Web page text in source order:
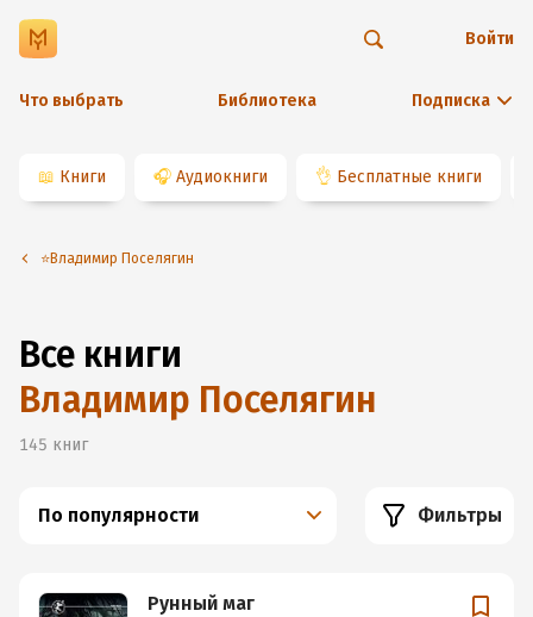
Что выбрать Библиотека Подписка
Войти
📖 Книги 🎧 Аудиокниги 👌 Бесплатные книги
⭐️Владимир Поселягин
Все книги
Владимир Поселягин
145 книг
По популярности Фильтры
Рунный маг